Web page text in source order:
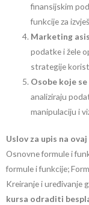
finansijskim
funkcije za
Marketing
podatke i žele
strategije
Osobe koje
analiziraju
manipulaciju i
Uslov za upis na
Osnovne formule i
formule i funkcije;
Kreiranje i uređivanje
kursa odraditi